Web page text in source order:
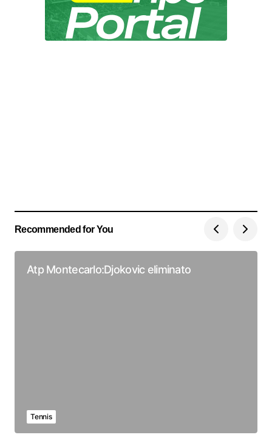
Recommended for You
Atp Montecarlo:Djokovic eliminato
Tennis